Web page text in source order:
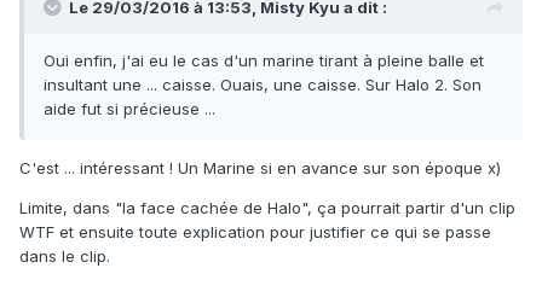
Le 29/03/2016 à 13:53, Misty Kyu a dit :
Oui enfin, j'ai eu le cas d'un marine tirant à pleine balle et
insultant une ... caisse. Ouais, une caisse. Sur Halo 2. Son
aide fut si précieuse ...
C'est ... intéressant ! Un Marine si en avance sur son époque x)
Limite, dans "la face cachée de Halo", ça pourrait partir d'un clip
WTF et ensuite toute explication pour justifier ce qui se passe
dans le clip.